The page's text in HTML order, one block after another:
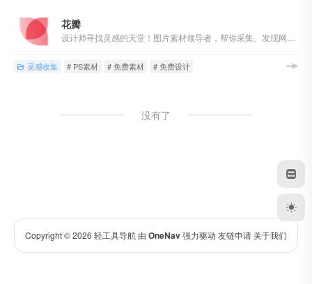
花瓣
灵感收集 # PS素材 # 免费素材 # 免费设计
没有了
Copyright © 2026 轻工具导航 由 OneNav强力驱动 友链申请 关于我们